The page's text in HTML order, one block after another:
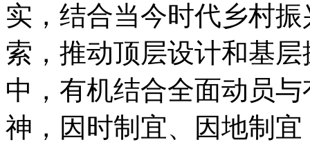
实，结合当今时代乡村
索，推动顶层设计和基
中，有机结合全面动员
神，因时制宜、因地制